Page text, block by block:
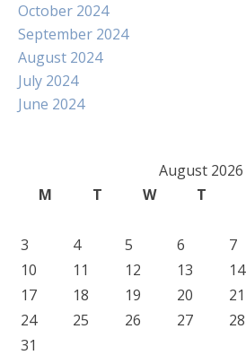
October 2024
September 2024
August 2024
July 2024
June 2024
August 2026
M
T W T
3
4 5 6 7
10
11 12 13 14
17
18 19 20 21
24
25 26 27 28
31